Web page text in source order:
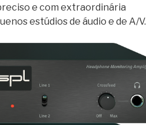
e com extraordinária
estúdios de áudio e de A/V.